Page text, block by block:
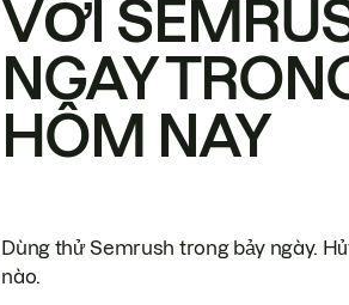
VỚI
NGAY
HÔM NAY
Dùng thử Semrush trong bảy ngày.
nào.